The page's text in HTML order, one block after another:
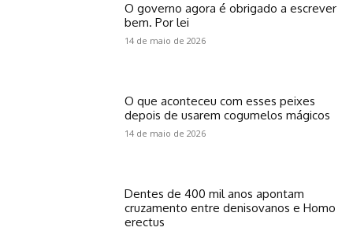
O governo agora é obrigado a escrever
bem. Por lei
14 de maio de 2026
O que aconteceu com esses peixes
depois de usarem cogumelos mágicos
14 de maio de 2026
Dentes de 400 mil anos apontam
cruzamento entre denisovanos e Homo
erectus